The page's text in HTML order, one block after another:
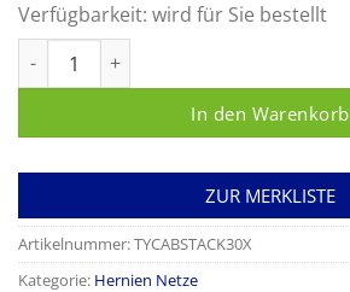
Verfügbarkeit: wird für Sie bestellt
In den Warenkorb
ZUR MERKLISTE
Artikelnummer:TYCABSTACK30X
Kategorie: Hernien Netze